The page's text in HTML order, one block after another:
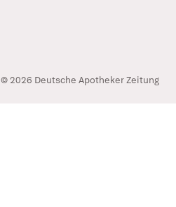
© 2026 Deutsche Apotheker Zeitung